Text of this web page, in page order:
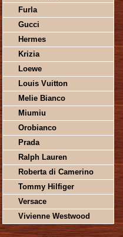
Furla
Gucci
Hermes
Krizia
Loewe
Louis Vuitton
Melie Bianco
Miumiu
Orobianco
Prada
Ralph Lauren
Roberta di Camerino
Tommy Hilfiger
Versace
Vivienne Westwood